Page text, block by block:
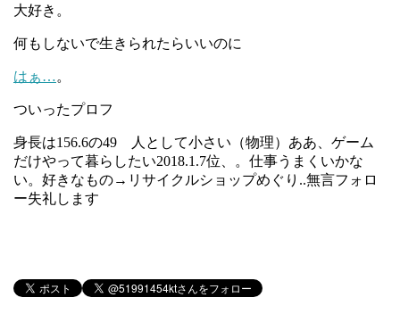
大好き。
何もしないで生きられたらいいのに
はぁ…。
ついったプロフ
身長は156.6の49 人として小さい（物理）ああ、ゲーム
だけやって暮らしたい2018.1.7位、。仕事うまくいかな
い。好きなもの→リサイクルショップめぐり..無言フォロ
ー失礼します